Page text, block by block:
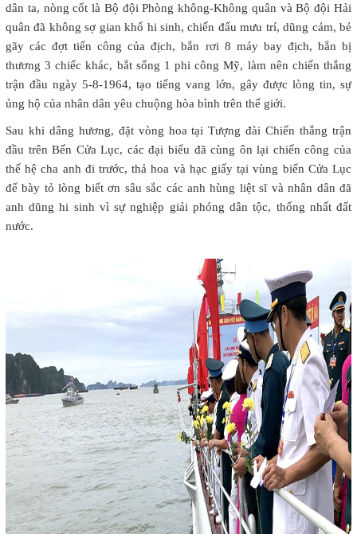
dân ta, nòng cốt là Bộ đội Phòng không-Không quân và Bộ đội Hải
quân đã không sợ gian khổ hi sinh, chiến đấu mưu trí, dũng cảm, bẻ
gãy các đợt tiến công của địch, bắn rơi 8 máy bay địch, bắn bị
thương 3 chiếc khác, bắt sống 1 phi công Mỹ, làm nên chiến thắng
trận đầu ngày 5-8-1964, tạo tiếng vang lớn, gây được lòng tin, sự
ủng hộ của nhân dân yêu chuộng hòa bình trên thế giới.
Sau khi dâng hương, đặt vòng hoa tại Tượng đài Chiến thắng trận
đầu trên Bến Cửa Lục, các đại biểu đã cùng ôn lại chiến công của
thế hệ cha anh đi trước, thả hoa và hạc giấy tại vùng biển Cửa Lục
để bày tỏ lòng biết ơn sâu sắc các anh hùng liệt sĩ và nhân dân đã
anh dũng hi sinh vì sự nghiệp giải phóng dân tộc, thống nhất đất
nước.